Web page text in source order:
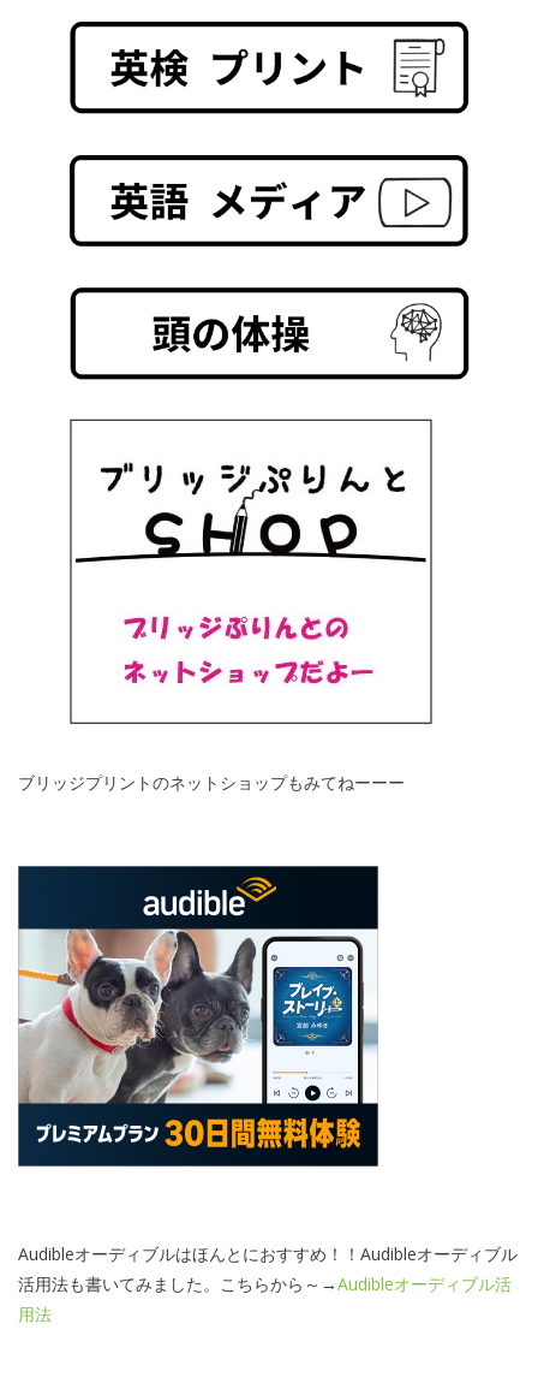
ブリッジプリントのネットショップもみてねーーー
Audibleオーディブルはほんとにおすすめ！！Audibleオーディブル
活用法も書いてみました。こちらから～→Audibleオーディブル活
用法